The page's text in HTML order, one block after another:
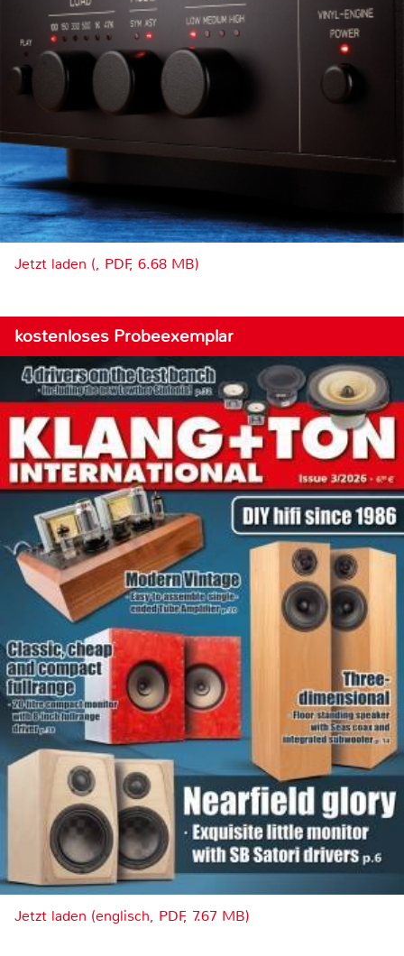
Jetzt laden (, PDF, 6.68 MB)
kostenloses Probeexemplar
Jetzt laden (englisch, PDF, 7.67 MB)